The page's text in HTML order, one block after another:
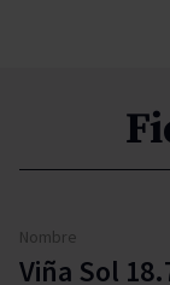
Nombre
Viña Sol